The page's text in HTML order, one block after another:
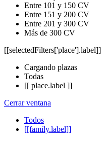
Entre 101 y 150 CV
Entre 151 y 200 CV
Entre 201 y 300 CV
Más de 300 CV
[[selectedFilters['place'].label]]
Cargando plazas
Todas
[[ place.label ]]
Cerrar ventana
Todos
[[family.label]]